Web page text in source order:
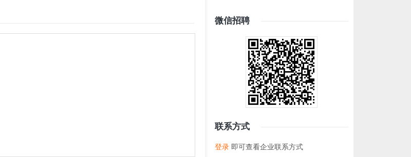
微信招聘
联系方式
登录 即可查看企业联系方式